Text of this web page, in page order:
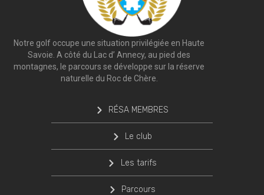
Notre golf occupe une situation privilégiée en Haute
Savoie. A côté du Lac d’ Annecy, au pied des
montagnes, le parcours se développe sur la réserve
naturelle du Roc de Chère.
RÉSA MEMBRES
Le club
Les tarifs
Parcours